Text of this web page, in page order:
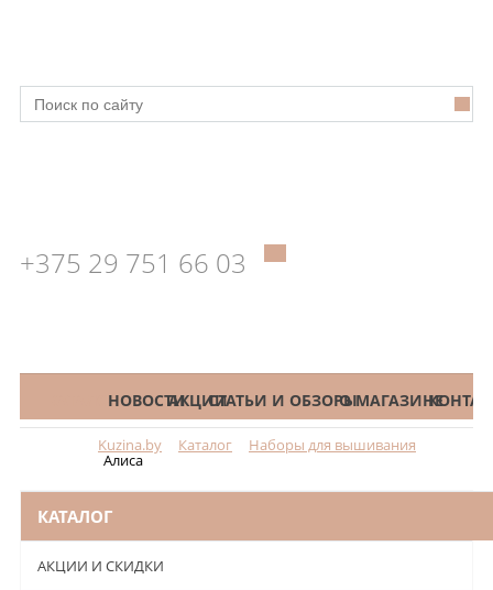
+375 29 751 66 03
КАТАЛОГНОВОСТИАКЦИИСТАТЬИ И ОБЗОРЫО МАГАЗИНЕ
Kuzina.by Каталог Наборы для вышивания
Алиса
КАТАЛОГ
АКЦИИ И СКИДКИ